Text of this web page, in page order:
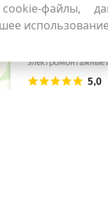
файлы,